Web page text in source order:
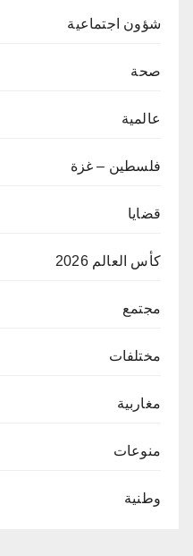
شؤون اجتماعية
صحة
عالمية
فلسطين – غزة
قضايا
كأس العالم 2026
مجتمع
مختلفات
مغاربية
منوعات
وطنية